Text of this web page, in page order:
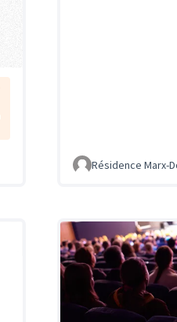
Résidence Marx-